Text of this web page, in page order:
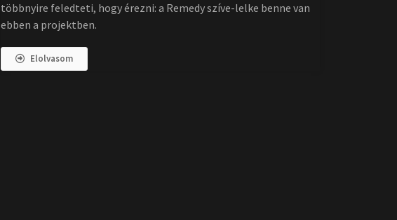
többnyire feledteti, hogy érezni: a Remedy szíve-lelke benne van
ebben a projektben.
Elolvasom